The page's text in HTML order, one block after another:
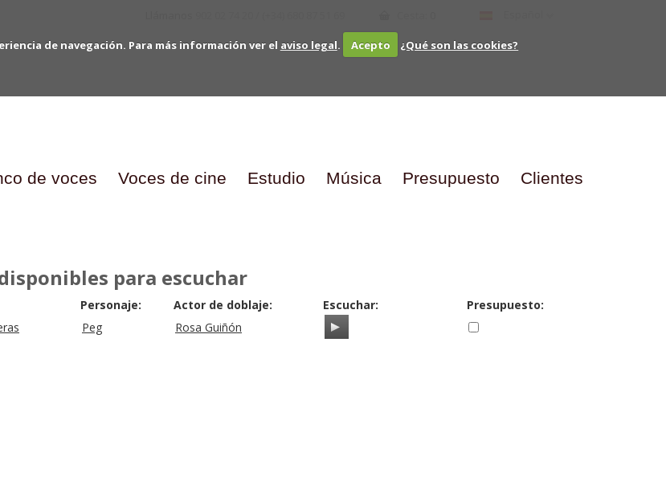
de navegación. Para más información ver el aviso legal. Acepto ¿Qué son las cookies?
de voces Voces de cine Estudio Música Presupuesto Clientes
para escuchar
Personaje: Actor de doblaje: Escuchar:
Presupuesto:
Peg Rosa Guiñón